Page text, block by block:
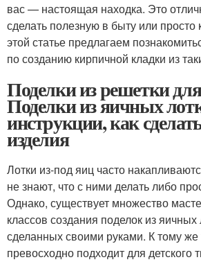
вас — настоящая находка. Это
сделать полезную в быту или
этой статье предлагаем
по созданию кирпичной кладки из
Поделки из решетки
Поделки из яичных
инструкции, как
изделия
Лотки из-под яиц часто
не знают, что с ними делать либо
Однако, существует множество
классов создания поделок из яичных
сделанных своими руками. К тому
превосходно подходит для детского